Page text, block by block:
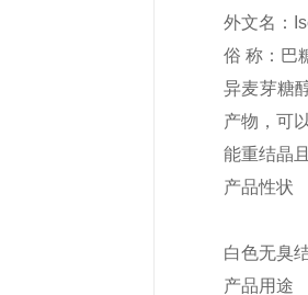
外文名：
俗 称：巴
异麦芽糖
产物，可
能重结晶
产品性状
白色无臭
产品用途